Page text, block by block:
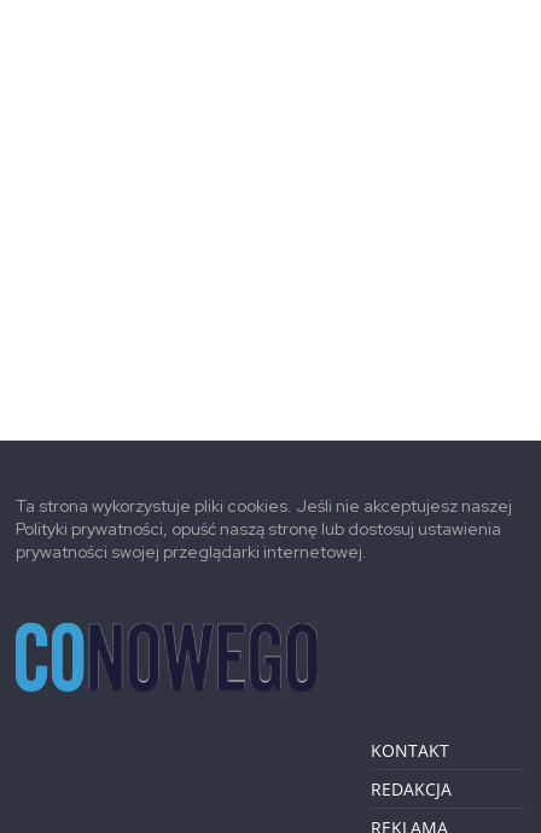
Ta strona wykorzystuje pliki cookies. Jeśli nie akceptujesz naszej
Polityki prywatności, opuść naszą stronę lub dostosuj ustawienia
prywatności swojej przeglądarki internetowej.
KONTAKT
REDAKCJA
REKLAMA